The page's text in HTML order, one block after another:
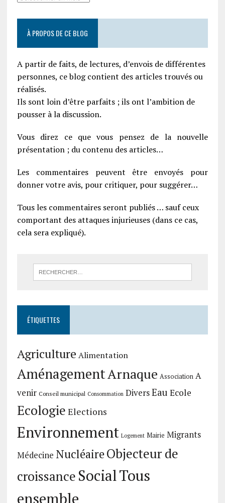
À PROPOS DE CE BLOG
A partir de faits, de lectures, d’envois de différentes
personnes, ce blog contient des articles trouvés ou
réalisés.
Ils sont loin d’être parfaits ; ils ont l’ambition de
pousser à la discussion.
Vous direz ce que vous pensez de la nouvelle
présentation ; du contenu des articles…
Les commentaires peuvent être envoyés pour
donner votre avis, pour critiquer, pour suggérer…
Tous les commentaires seront publiés … sauf ceux
comportant des attaques injurieuses (dans ce cas,
cela sera expliqué).
ÉTIQUETTES
Agriculture Alimentation
AménagementArnaque Association A
venir Conseil municipal Consommation DiversEau Ecole
Ecologie Elections
Environnement Logement Mairie Migrants
Médecine NucléaireObjecteur de
croissance SocialTous
ensemble